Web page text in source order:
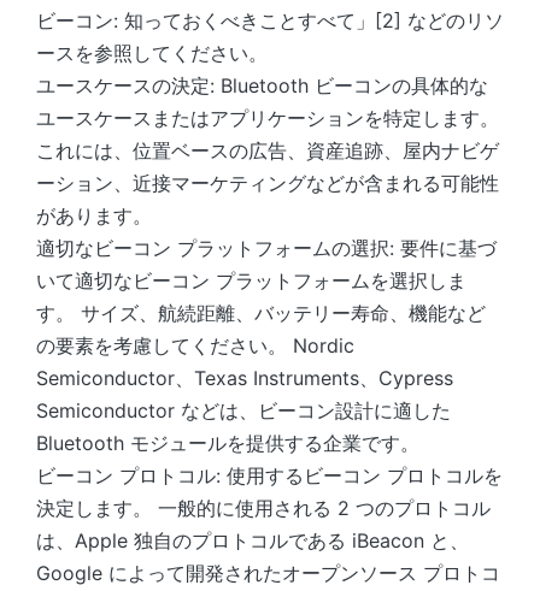
ビーコン: 知っておくべきことすべて」[2] などのリソ
ースを参照してください。
ユースケースの決定: Bluetooth ビーコンの具体的な
ユースケースまたはアプリケーションを特定します。
これには、位置ベースの広告、資産追跡、屋内ナビゲ
ーション、近接マーケティングなどが含まれる可能性
があります。
適切なビーコン プラットフォームの選択: 要件に基づ
いて適切なビーコン プラットフォームを選択しま
す。 サイズ、航続距離、バッテリー寿命、機能など
の要素を考慮してください。 Nordic
Semiconductor、Texas Instruments、Cypress
Semiconductor などは、ビーコン設計に適した
Bluetooth モジュールを提供する企業です。
ビーコン プロトコル: 使用するビーコン プロトコルを
決定します。 一般的に使用される 2 つのプロトコル
は、Apple 独自のプロトコルである iBeacon と、
Google によって開発されたオープンソース プロトコ